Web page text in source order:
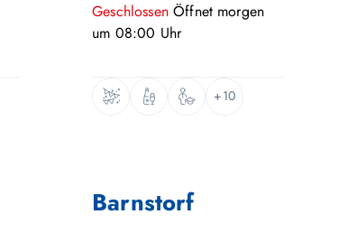
GeschlossenÖffnet morgen
um 08:00 Uhr
+10
Barnstorf